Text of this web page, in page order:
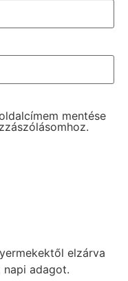
mentése
elzárva
adagot.